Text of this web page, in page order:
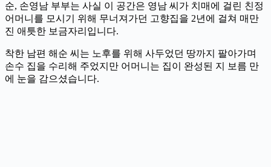
순, 손영남 부부는 사실 이 공간은 영남 씨가 치매에 걸린 친정
어머니를 모시기 위해 무너져가던 고향집을 2년에 걸쳐 매만
진 애틋한 보금자리입니다.
착한 남편 해순 씨는 노후를 위해 사두었던 땅까지 팔아가며
손수 집을 수리해 주었지만 어머니는 집이 완성된 지 보름 만
에 눈을 감으셨습니다.